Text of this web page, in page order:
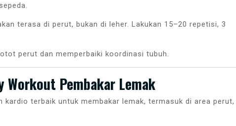
terasa di perut, bukan di leher. Lakukan 15–20 repetisi, 3
perut dan memperbaiki koordinasi tubuh.
Workout Pembakar Lemak
kardio terbaik untuk membakar lemak, termasuk di area perut,